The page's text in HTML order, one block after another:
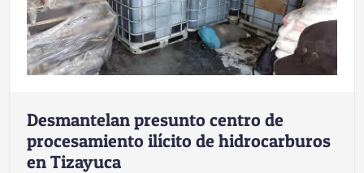
Desmantelan presunto centro de
procesamiento ilícito de hidrocarburos
en Tizayuca